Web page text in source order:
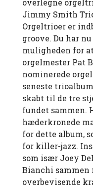
overlegne
Jimmy Smith
Orgeltrioer er
groove. Du har
muligheden for
orgelmester Pat
nominerede
seneste
skabt til de tre
fundet sammen.
hæderkronede
for dette album,
for killer-jazz.
som især Joey
Bianchi sammen
overbevisende